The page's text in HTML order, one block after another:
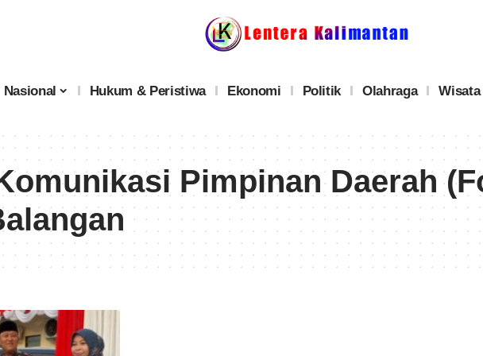
Nasional Hukum & Peristiwa Ekonomi Politik Olahraga Wisata
Pimpinan Daerah